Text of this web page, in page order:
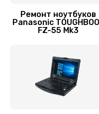
Ремонт ноутбуков
Panasonic
FZ-55 Mk3